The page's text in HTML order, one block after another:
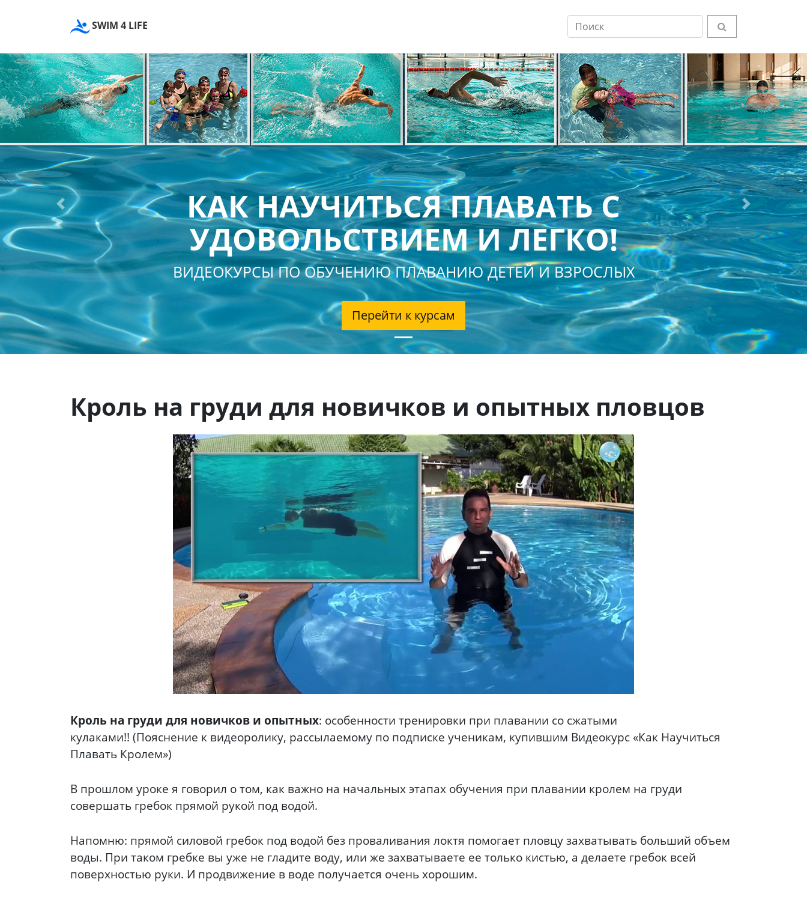
SWIM 4 LIFE
КАК НАУЧИТЬСЯ ПЛАВАТЬ С
УДОВОЛЬСТВИЕМ И ЛЕГКО!
ВИДЕОКУРСЫ ПО ОБУЧЕНИЮ ПЛАВАНИЮ ДЕТЕЙ И ВЗРОСЛЫХ
Перейти к курсам
Previous Next
Кроль на груди для новичков и опытных пловцов
Кроль на груди для новичков и опытных: особенности тренировки при плавании со сжатыми
кулаками!! (Пояснение к видеоролику, рассылаемому по подписке ученикам, купившим Видеокурс «Как Научиться
Плавать Кролем»)
В прошлом уроке я говорил о том, как важно на начальных этапах обучения при плавании кролем на груди
совершать гребок прямой рукой под водой.
Напомню: прямой силовой гребок под водой без проваливания локтя помогает пловцу захватывать больший объем
воды. При таком гребке вы уже не гладите воду, или же захватываете ее только кистью, а делаете гребок всей
поверхностью руки. И продвижение в воде получается очень хорошим.